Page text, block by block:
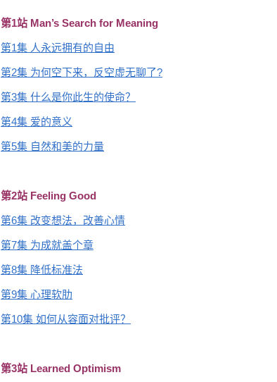
第1站 Man’s Search for Meaning
第1集 人永远拥有的自由
第2集 为何空下来，反空虚无聊了?
第3集 什么是你此生的使命？
第4集 爱的意义
第5集 自然和美的力量
第2站 Feeling Good
第6集 改变想法，改善心情
第7集 为成就盖个章
第8集 降低标准法
第9集 心理软肋
第10集 如何从容面对批评？
第3站 Learned Optimism